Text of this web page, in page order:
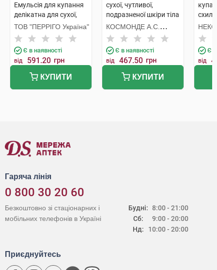
Емульсія для купання
делікатна для сухої,
схильної до
подразнень шкіри 200
мл 1 флакон
ТОВ "ПЕРРІГО Україна"
Є в наявності
від 591.20 грн
КУПИТИ
сухої, чутливої,
подразненої шкіри тіла
з перших днів життя
200 мл 1 туба
КОСМОНДЕ А.С.
ЧЕСЬКА РЕСПУБЛІКА
Є в наявності
від 467.50 грн
КУПИТИ
мл 1
Є в
від
Гаряча лінія
0 800 30 20 60
Будні:
Сб:
Нд:
8:00 - 21:00
9:00 - 20:00
10:00 - 20:00
Безкоштовно зі стаціонарних і
мобільних телефонів в Україні
Приєднуйтесь